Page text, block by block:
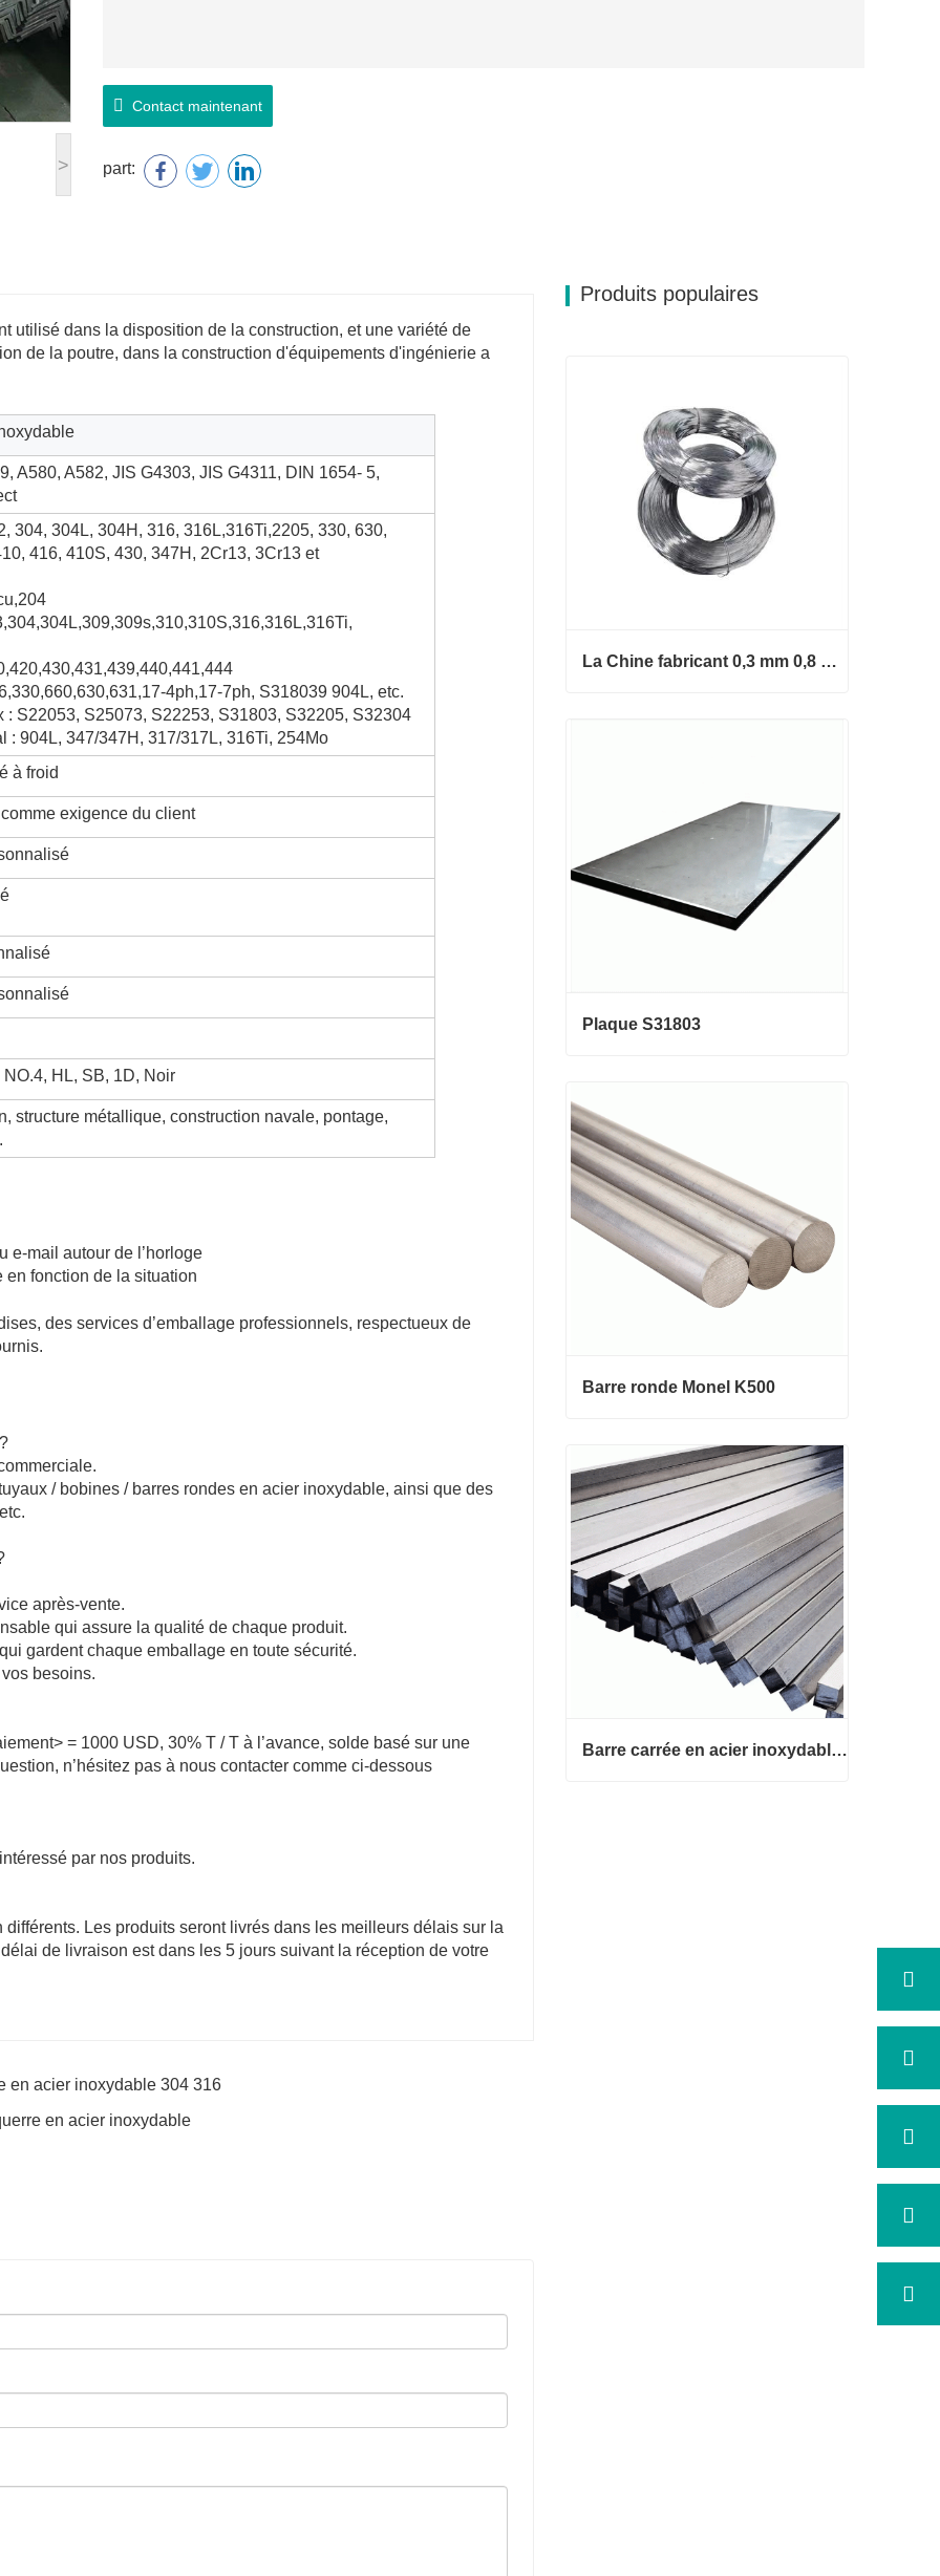
>
Contact maintenant
part:
utilisé dans la disposition de la construction, et une variété de
de la poutre, dans la construction d'équipements d'ingénierie a
A580, A582, JIS G4303, JIS G4311, DIN 1654- 5,
304, 304L, 304H, 316, 316L,316Ti,2205, 330, 630,
416, 410S, 430, 347H, 2Cr13, 3Cr13 et
4ph,17-7ph, S318039 904L, etc.
: S22053, S25073, S22253, S31803, S32205, S32304
: 904L, 347/347H, 317/317L, 316Ti, 254Mo
à froid
exigence du client
HL, SB, 1D, Noir
structure métallique, construction navale, pontage,
e-mail autour de l’horloge
fonction de la situation
des services d’emballage professionnels, respectueux de
/ bobines / barres rondes en acier inoxydable, ainsi que des
après-vente.
qui assure la qualité de chaque produit.
gardent chaque emballage en toute sécurité.
besoins.
= 1000 USD, 30% T / T à l’avance, solde basé sur une
n’hésitez pas à nous contacter comme ci-dessous
par nos produits.
Les produits seront livrés dans les meilleurs délais sur la
de livraison est dans les 5 jours suivant la réception de votre
en acier inoxydable 304 316
en acier inoxydable
Produits populaires
La Chine fabricant 0,3 mm 0,8 mm 1,25 mm 2 mm de fil d'acier galvanisé
Plaque S31803
Plaque S31803
Contact maintenant
Barre ronde Monel K500
Barre ronde Monel K500
Contact maintenant
Barre carrée en acier inoxydable 316